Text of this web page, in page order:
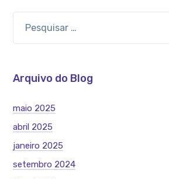
Arquivo do Blog
maio 2025
abril 2025
janeiro 2025
setembro 2024